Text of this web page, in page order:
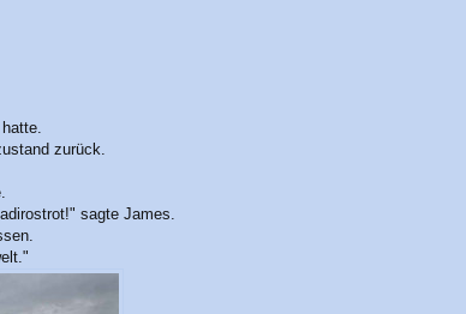
zurück.
sagte James.